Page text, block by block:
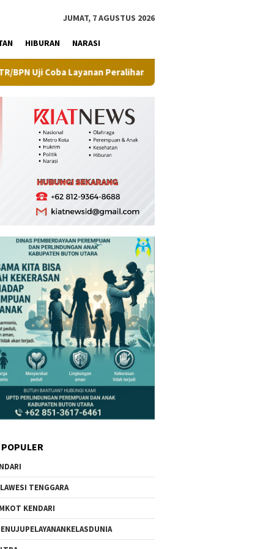
JUMAT, 7 AGUSTUS 2026
HIBURAN NARASI
Peralihan Hak Target Maksimal 10 Hari di 15 Kantah
TENGGARA
KENDARI